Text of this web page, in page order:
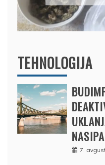
12.
TEHNOLOGIJA
7.